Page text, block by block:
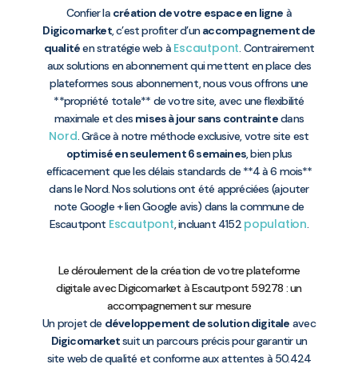
Confier la création de votre espace en ligne à
Digicomarket, c’est profiter d’unaccompagnement de
qualitéen stratégie web à Escautpont. Contrairement
aux solutions en abonnement qui mettent en place des
plateformes sous abonnement, nous vous offrons une
**propriété totale** de votre site, avec une flexibilité
maximale et des mises à jour sans contraintedans
Nord. Grâce à notre méthode exclusive, votre site est
optimisé en seulement 6 semaines, bien plus
efficacement que les délais standards de **4 à 6 mois**
dans le Nord. Nos solutions ont été appréciées (ajouter
note Google + lien Google avis) dans la commune de
Escautpont Escautpont, incluant 4152 population.
Le déroulement de la création de votre plateforme
digitale avec Digicomarket à Escautpont 59278 : un
accompagnement sur mesure
Un projet de développement de solution digitale avec
Digicomarketsuit un parcours précis pour garantir un
site web de qualité et conforme aux attentes à 50.424